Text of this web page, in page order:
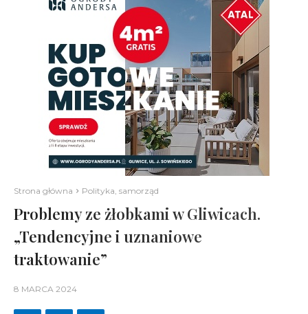
Strona główna Polityka, samorząd
Problemy ze żłobkami w Gliwicach.
„Tendencyjne i uznaniowe
traktowanie”
8 MARCA 2024